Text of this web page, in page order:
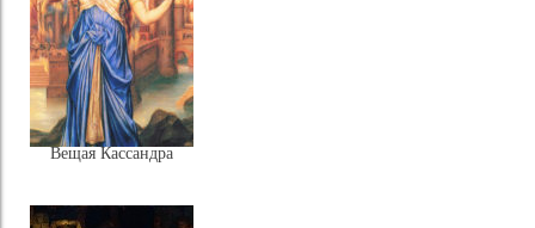
Вещая Кассандра